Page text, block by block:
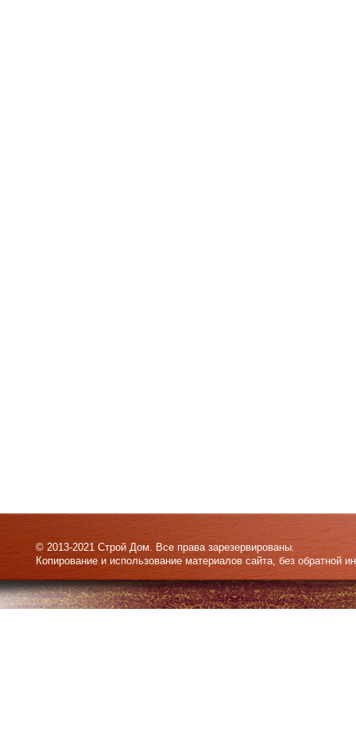
© 2013-2021 Строй Дом. Все права зарезервированы.
Копирование и использование материалов сайта, без обратной